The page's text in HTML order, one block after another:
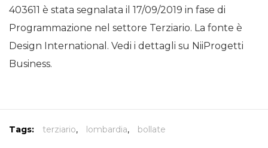
403611 è stata segnalata il 17/09/2019 in fase di
Programmazione nel settore Terziario. La fonte è
Design International. Vedi i dettagli su NiiProgetti
Business.
Tags: terziario, lombardia, bollate